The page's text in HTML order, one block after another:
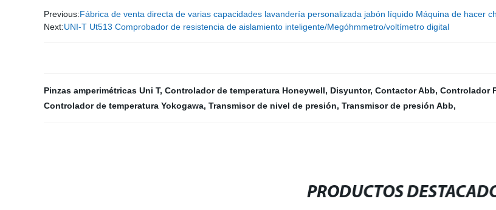
Previous:Fábrica de venta directa de varias capacidades lavandería personalizada jabón líquido Máquina de hacer
Next:UNI-T Ut513 Comprobador de resistencia de aislamiento inteligente/Megóhmmetro/voltímetro digital
Pinzas amperimétricas Uni T, Controlador de temperatura Honeywell, Disyuntor, Contactor Abb, Controlador
Controlador de temperatura Yokogawa, Transmisor de nivel de presión, Transmisor de presión Abb,
PRODUCTOS